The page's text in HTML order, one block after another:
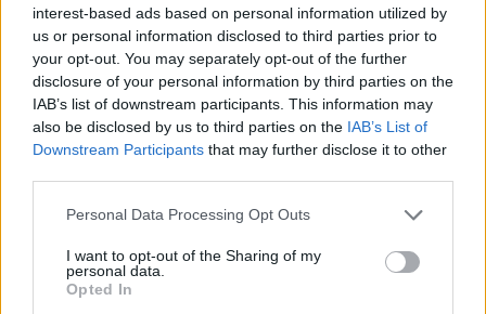
interest-based ads based on personal information utilized by
us or personal information disclosed to third parties prior to
your opt-out. You may separately opt-out of the further
disclosure of your personal information by third parties on the
IAB’s list of downstream participants. This information may
also be disclosed by us to third parties on the IAB’s List of
Downstream Participants that may further disclose it to other
Please note that this website/app uses one or more Google
not limited to your visit or usage behaviour. You may click to
grant or deny consent to Google and its third-party tags to
use your data for below specified purposes in below Google
Personal Data Processing Opt Outs
I want to opt-out of the Sharing of my
personal data.
Opted In
Groot formaat(3,072 x 2,048)
AVIF(317 KB)
WebP(748 KB)
JPEG(1.6 MB)
WebP(1.2 MB)
JPEG(2.9 MB)